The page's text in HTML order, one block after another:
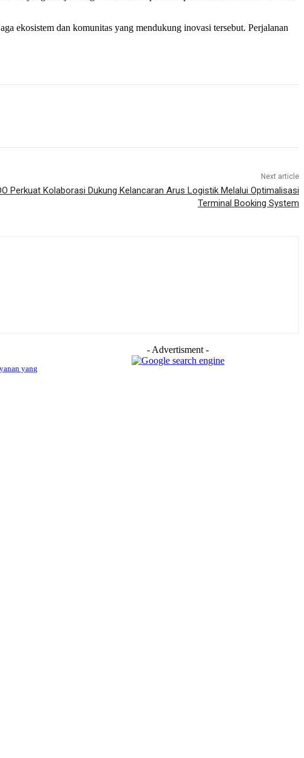
ekosistem dan komunitas yang mendukung inovasi tersebut. Perjalanan
Next article
Perkuat Kolaborasi Dukung Kelancaran Arus Logistik Melalui Optimalisasi
Terminal Booking System
yang
- Advertisment -